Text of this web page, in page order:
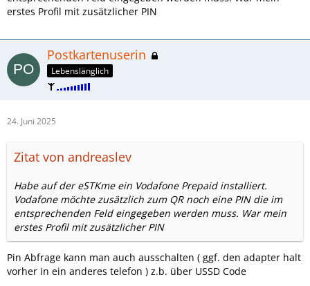
erstes Profil mit zusätzlicher PIN
Postkartenuserin
Lebenslänglich
24. Juni 2025
Zitat von andreaslev
Habe auf der eSTKme ein Vodafone Prepaid installiert.
Vodafone möchte zusätzlich zum QR noch eine PIN die im
entsprechenden Feld eingegeben werden muss. War mein
erstes Profil mit zusätzlicher PIN
Pin Abfrage kann man auch ausschalten ( ggf. den adapter halt
vorher in ein anderes telefon ) z.b. über USSD Code